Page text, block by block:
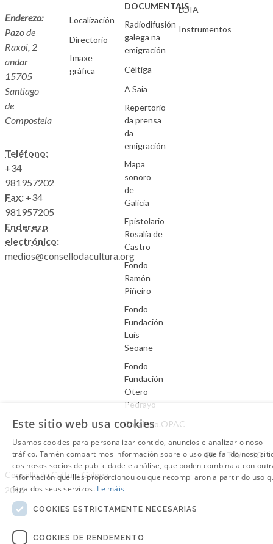
Enderezo:
Pazo de
Raxoi, 2
andar
15705
Santiago
de
Compostela
Teléfono:
+34
981957202
Fax: +34
981957205
Enderezo
electrónico:
medios@consellodacultura.org
Localización
Directorio
Imaxe
gráfica
DOCUMENTAIS
Radiodifusión
galega na
emigración
Céltiga
A Saia
Repertorio
da prensa
da
emigración
Mapa
sonoro
de
Galicia
Epistolario
Rosalía de
Castro
Fondo
Ramón
Piñeiro
Fondo
Fundación
Luís
Seoane
Fondo
Fundación
Otero
Pedrayo
Catálogo.OPAC
LOIA
Instrumentos
Aviso Legal
Consello da Cultura Galega.
2016
FB TW IG
Este sitio web usa cookies
Usamos cookies para personalizar contido, anuncios e analizar o noso
tráfico. Tamén compartimos información sobre o uso que fai do noso
cos nosos socios de publicidade e análise, que poden combinala con
información que lles proporcionou ou que recompilaron a partir do uso
faga dos seus servizos. Le máis
COOKIES ESTRICTAMENTE NECESARIAS
COOKIES DE RENDEMENTO